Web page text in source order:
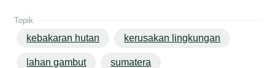
Topik
kebakaran hutan kerusakan lingkungan
lahan gambut sumatera